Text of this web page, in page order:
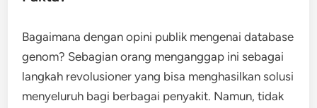
Bagaimana dengan opini publik mengenai database
genom? Sebagian orang menganggap ini sebagai
langkah revolusioner yang bisa menghasilkan solusi
menyeluruh bagi berbagai penyakit. Namun, tidak